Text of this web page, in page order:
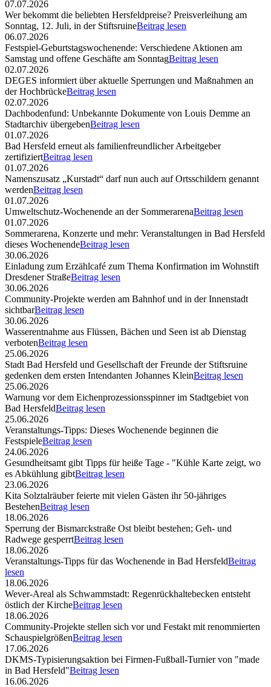
07.07.2026
Wer bekommt die beliebten Hersfeldpreise? Preisverleihung am
Sonntag, 12. Juli, in der StiftsruineBeitrag lesen
06.07.2026
Festspiel-Geburtstagswochenende: Verschiedene Aktionen am
Samstag und offene Geschäfte am SonntagBeitrag lesen
02.07.2026
DEGES informiert über aktuelle Sperrungen und Maßnahmen an
der HochbrückeBeitrag lesen
02.07.2026
Dachbodenfund: Unbekannte Dokumente von Louis Demme an
Stadtarchiv übergebenBeitrag lesen
01.07.2026
Bad Hersfeld erneut als familienfreundlicher Arbeitgeber
zertifiziertBeitrag lesen
01.07.2026
Namenszusatz „Kurstadt“ darf nun auch auf Ortsschildern genannt
werdenBeitrag lesen
01.07.2026
Umweltschutz-Wochenende an der SommerarenaBeitrag lesen
01.07.2026
Sommerarena, Konzerte und mehr: Veranstaltungen in Bad Hersfeld
dieses WochenendeBeitrag lesen
30.06.2026
Einladung zum Erzählcafé zum Thema Konfirmation im Wohnstift
Dresdener StraßeBeitrag lesen
30.06.2026
Community-Projekte werden am Bahnhof und in der Innenstadt
sichtbarBeitrag lesen
30.06.2026
Wasserentnahme aus Flüssen, Bächen und Seen ist ab Dienstag
verbotenBeitrag lesen
25.06.2026
Stadt Bad Hersfeld und Gesellschaft der Freunde der Stiftsruine
gedenken dem ersten Intendanten Johannes KleinBeitrag lesen
25.06.2026
Warnung vor dem Eichenprozessionsspinner im Stadtgebiet von
Bad HersfeldBeitrag lesen
25.06.2026
Veranstaltungs-Tipps: Dieses Wochenende beginnen die
FestspieleBeitrag lesen
24.06.2026
Gesundheitsamt gibt Tipps für heiße Tage - "Kühle Karte zeigt, wo
es Abkühlung gibtBeitrag lesen
23.06.2026
Kita Solztalräuber feierte mit vielen Gästen ihr 50-jähriges
BestehenBeitrag lesen
18.06.2026
Sperrung der Bismarckstraße Ost bleibt bestehen; Geh- und
Radwege gesperrtBeitrag lesen
18.06.2026
Veranstaltungs-Tipps für das Wochenende in Bad HersfeldBeitrag
lesen
18.06.2026
Wever-Areal als Schwammstadt: Regenrückhaltebecken entsteht
östlich der KircheBeitrag lesen
18.06.2026
Community-Projekte stellen sich vor und Festakt mit renommierten
SchauspielgrößenBeitrag lesen
17.06.2026
DKMS-Typisierungsaktion bei Firmen-Fußball-Turnier von "made
in Bad Hersfeld"Beitrag lesen
16.06.2026